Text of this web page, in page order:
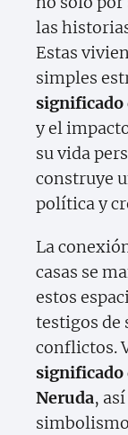
las
Estas
simples
significado
y el
su vida
construye
política y
La
casas se
estos
testigos de
conflictos.
significado
Neruda,